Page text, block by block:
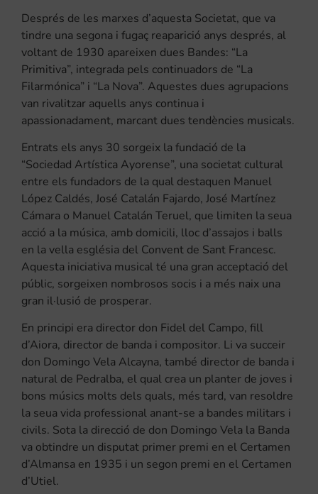
Després de les marxes d’aquesta Societat, que va
tindre una segona i fugaç reaparició anys després, al
voltant de 1930 apareixen dues Bandes: “La
Primitiva”, integrada pels continuadors de “La
Filarmónica” i “La Nova”. Aquestes dues agrupacions
van rivalitzar aquells anys continua i
apassionadament, marcant dues tendències musicals.
Entrats els anys 30 sorgeix la fundació de la
“Sociedad Artística Ayorense”, una societat cultural
entre els fundadors de la qual destaquen Manuel
López Caldés, José Catalán Fajardo, José Martínez
Cámara o Manuel Catalán Teruel, que limiten la seua
acció a la música, amb domicili, lloc d’assajos i balls
en la vella església del Convent de Sant Francesc.
Aquesta iniciativa musical té una gran acceptació del
públic, sorgeixen nombrosos socis i a més naix una
gran il·lusió de prosperar.
En principi era director don Fidel del Campo, fill
d’Aiora, director de banda i compositor. Li va succeir
don Domingo Vela Alcayna, també director de banda i
natural de Pedralba, el qual crea un planter de joves i
bons músics molts dels quals, més tard, van resoldre
la seua vida professional anant-se a bandes militars i
civils. Sota la direcció de don Domingo Vela la Banda
va obtindre un disputat primer premi en el Certamen
d’Almansa en 1935 i un segon premi en el Certamen
d’Utiel.